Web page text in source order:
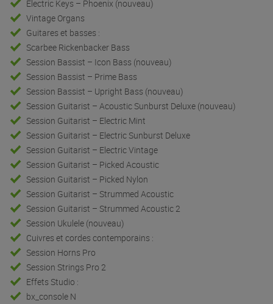
Electric Keys – Phoenix (nouveau)
Vintage Organs
Guitares et basses :
Scarbee Rickenbacker Bass
Session Bassist – Icon Bass (nouveau)
Session Bassist – Prime Bass
Session Bassist – Upright Bass (nouveau)
Session Guitarist – Acoustic Sunburst Deluxe (nouveau)
Session Guitarist – Electric Mint
Session Guitarist – Electric Sunburst Deluxe
Session Guitarist – Electric Vintage
Session Guitarist – Picked Acoustic
Session Guitarist – Picked Nylon
Session Guitarist – Strummed Acoustic
Session Guitarist – Strummed Acoustic 2
Session Ukulele (nouveau)
Cuivres et cordes contemporains :
Session Horns Pro
Session Strings Pro 2
Effets Studio :
bx_console N